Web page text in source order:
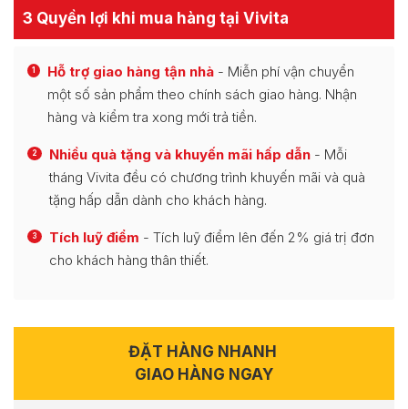
3 Quyền lợi khi mua hàng tại Vivita
1 Hỗ trợ giao hàng tận nhà - Miễn phí vận chuyển
một số sản phẩm theo chính sách giao hàng. Nhận
hàng và kiểm tra xong mới trả tiền.
2 Nhiều quà tặng và khuyến mãi hấp dẫn - Mỗi
tháng Vivita đều có chương trình khuyến mãi và quà
tặng hấp dẫn dành cho khách hàng.
3 Tích luỹ điểm - Tích luỹ điểm lên đến 2% giá trị đơn
cho khách hàng thân thiết.
ĐẶT HÀNG NHANH
GIAO HÀNG NGAY